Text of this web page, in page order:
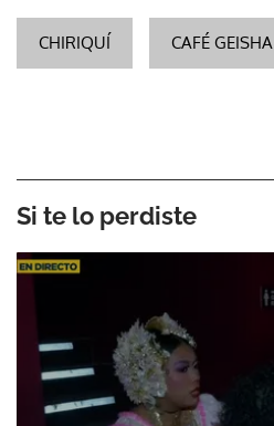
CHIRIQUÍ CAFÉ GEISHA
Si te lo perdiste